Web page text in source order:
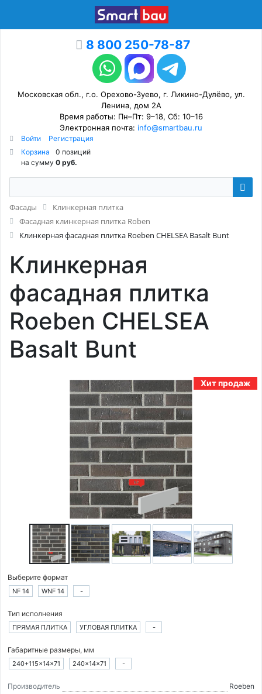
8 800 250-78-87
Московская обл., г.о. Орехово-Зуево, г. Ликино-Дулёво, ул.
Ленина, дом 2А
Время работы: Пн–Пт: 9–18, Сб: 10–16
Электронная почта: info@smartbau.ru
Войти
Регистрация
Корзина
0 позиций
на сумму 0 руб.
Фасады
Клинкерная плитка
Фасадная клинкерная плитка Roben
Клинкерная фасадная плитка Roeben CHELSEA Basalt Bunt
Клинкерная
фасадная плитка
Roeben CHELSEA
Basalt Bunt
Хит продаж
Выберите формат
NF 14 WNF 14 -
Тип исполнения
ПРЯМАЯ ПЛИТКА УГЛОВАЯ ПЛИТКА -
Габаритные размеры, мм
240+115×14×71 240×14×71 -
Производитель
Roeben